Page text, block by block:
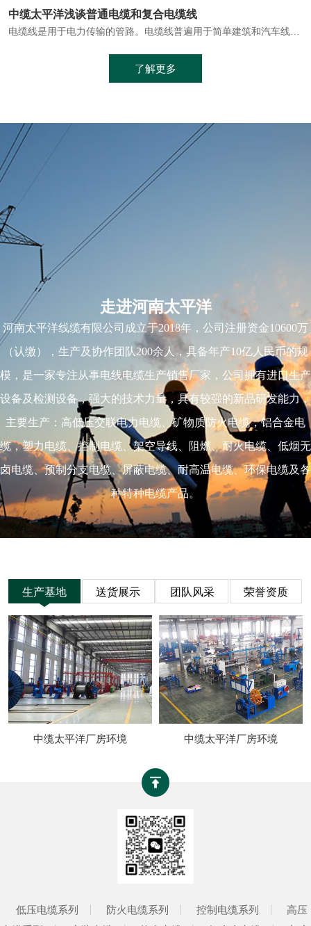
中缆太平洋浅谈普通电缆和复合电缆线
电缆线是用于电力传输的管路。电缆线普遍用于简单建筑和汽车线材，作为能源输送缆线，电缆线的复杂结构勿庸置疑。根据目标功能，电缆线具有以下一些特点：建筑用和车用线材要求轻质、大批量生产、价格低廉、具有相当的电学和力学性能和长时间的耐老化性能；工业用线材必须具有符合客户要求的性能；
了解更多
走进河南太平洋
河南太平洋线缆有限公司成立于2018年，公司注册资金10600万
（认缴），生产及协作团队200余人，具备年产10亿人民币的规
模，是一家专注从事电线电缆生产销售厂家，公司拥有进口生产
设备及检测设备，强大的技术力量，具有较强的新品研发能力，
主要生产：高低压交联电力电缆、矿物质防火电缆，铝合金电
缆，塑力电缆、控制电缆、架空导线、阻燃、耐火电缆、低烟无
卤电缆、预制分支电缆、屏蔽电缆、耐高温电缆、环保电缆及各
种特种电缆产品。
生产基地 送货展示 团队风采 荣誉资质
中缆太平洋厂房环境 中缆太平洋厂房环境
低压电缆系列 防火电缆系列 控制电缆系列
高压